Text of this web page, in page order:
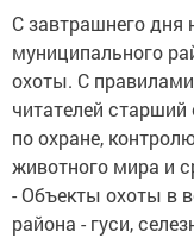
С завтрашнего дня
муниципального
охоты. С
читателей
по охране,
животного мира и
- Объекты охоты в
района - гуси,